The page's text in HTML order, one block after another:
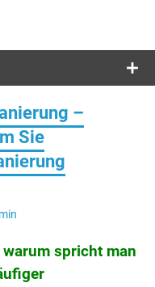
–
Sie
spricht man